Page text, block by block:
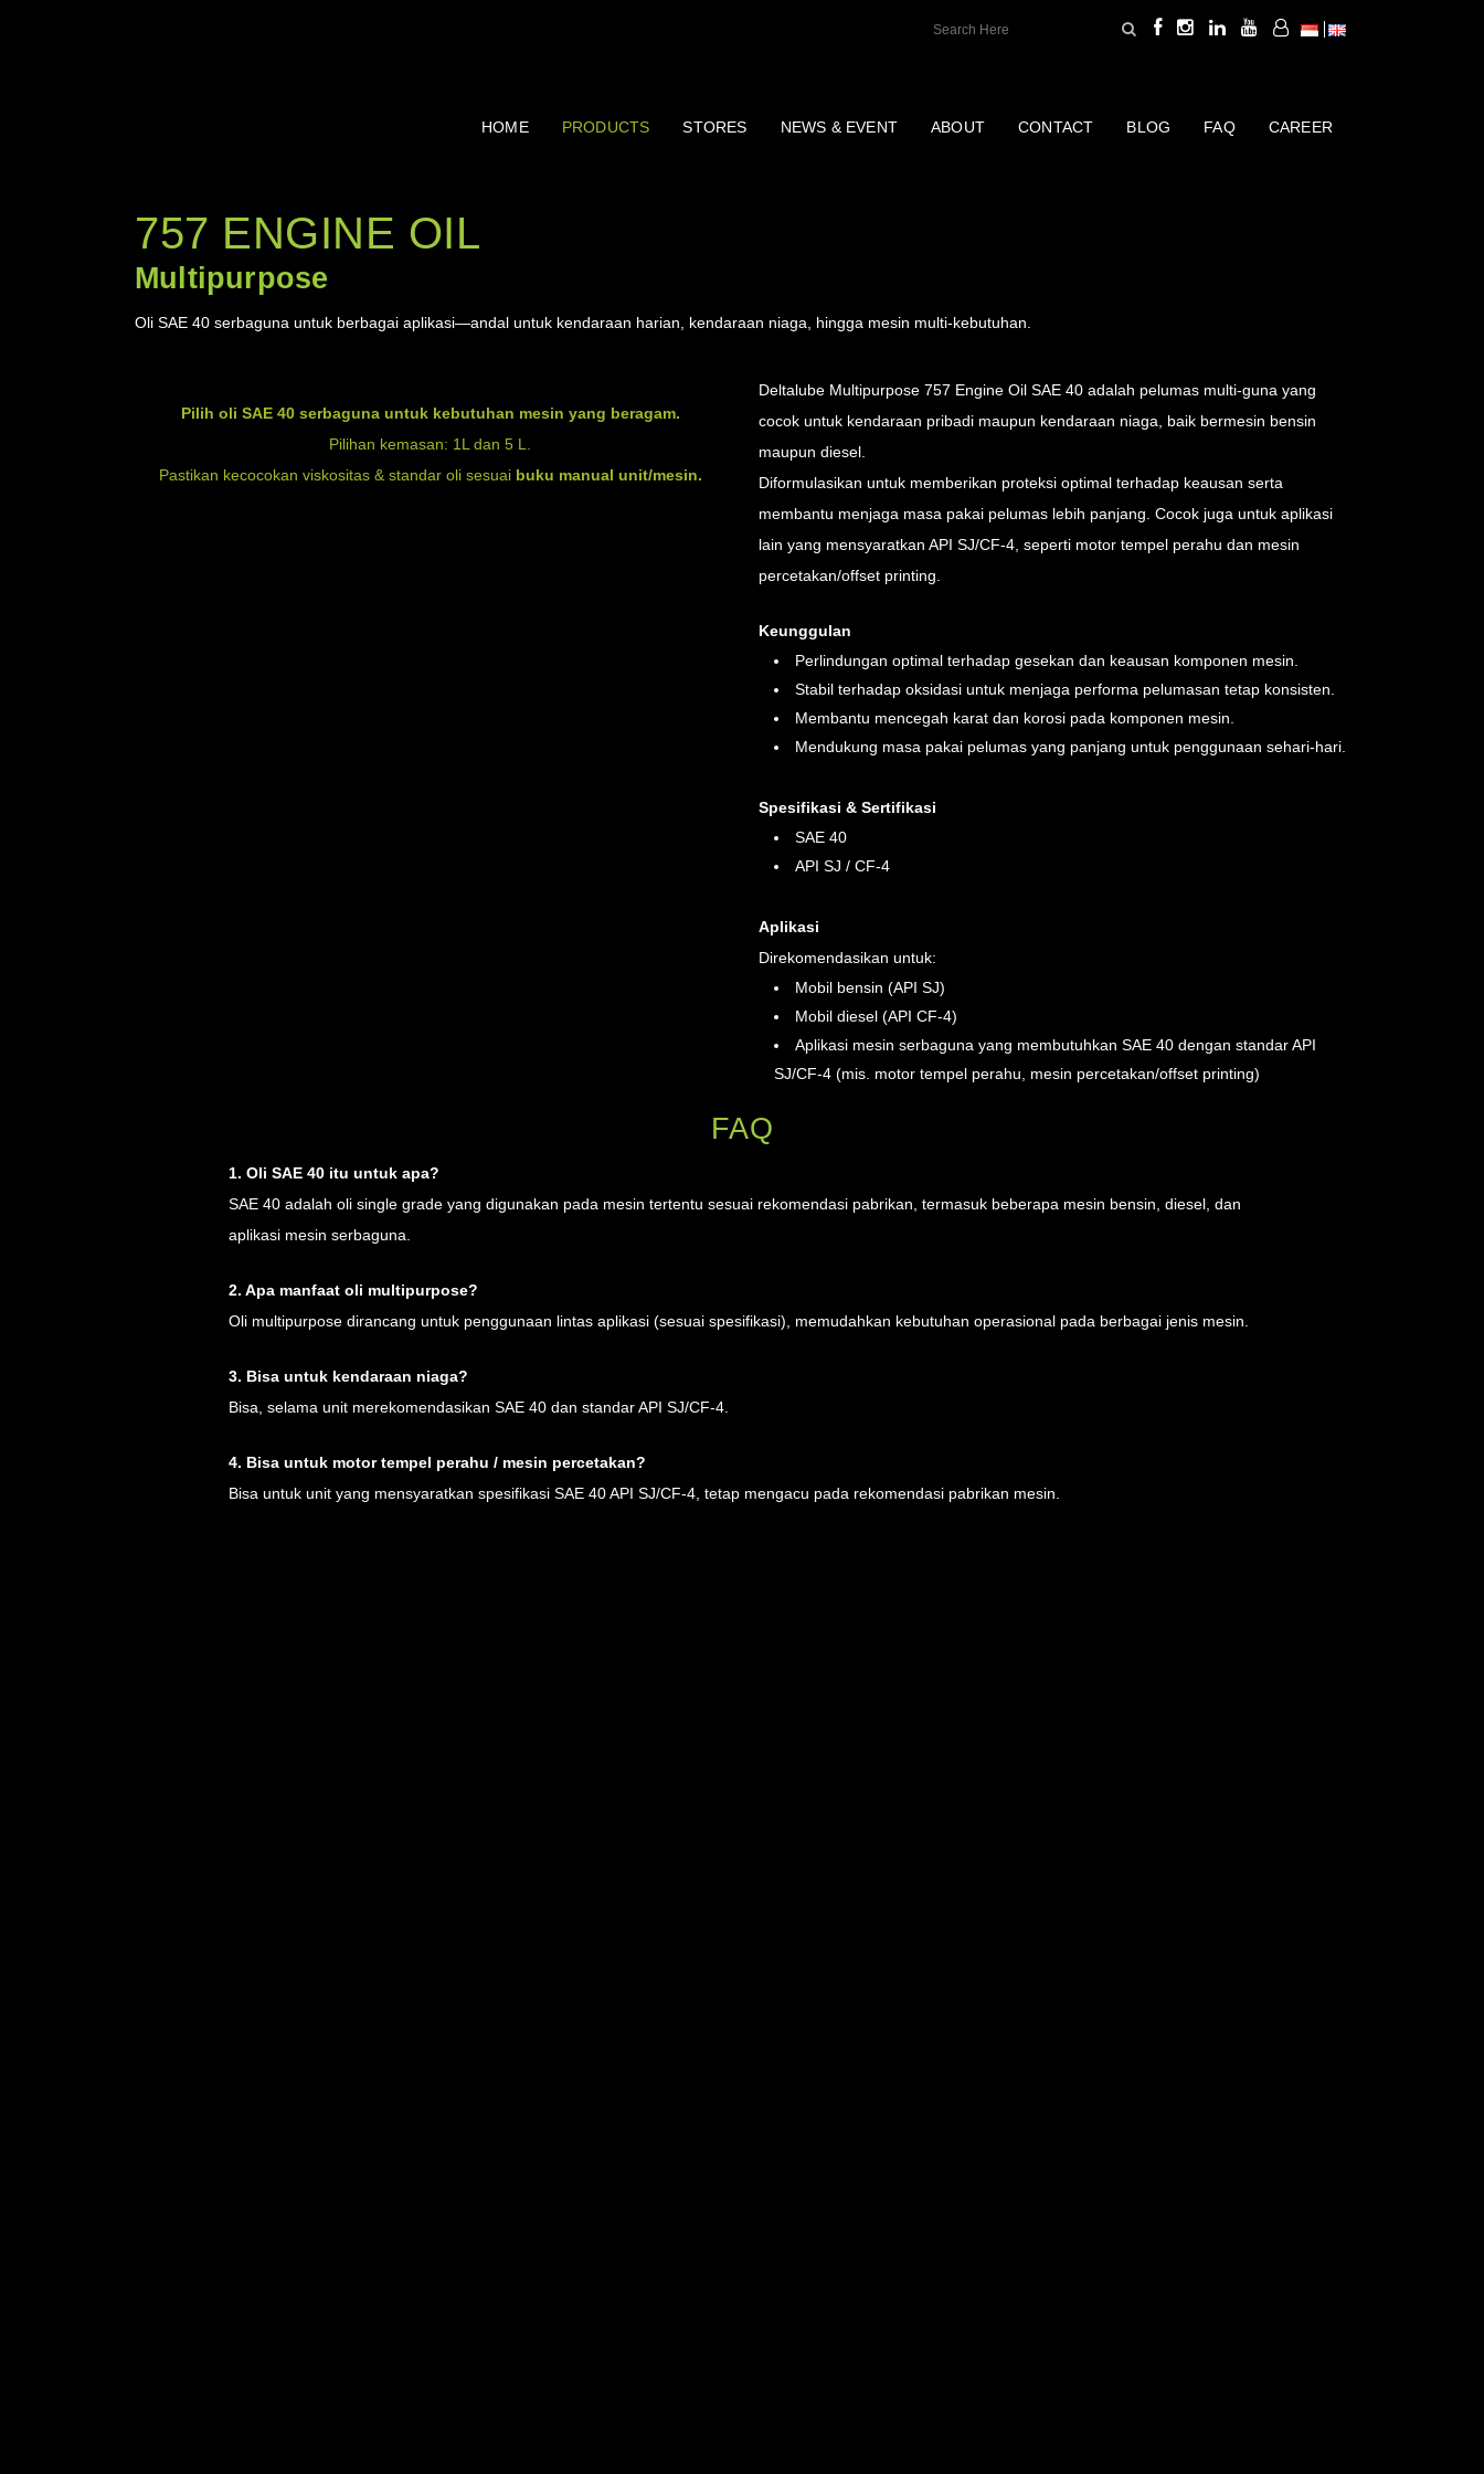
HOME PRODUCTS STORES NEWS & EVENT ABOUT CONTACT BLOG FAQ CAREER
757 ENGINE OIL
Multipurpose
Oli SAE 40 serbaguna untuk berbagai aplikasi—andal untuk kendaraan harian, kendaraan niaga, hingga mesin multi-kebutuhan.
Pilih oli SAE 40 serbaguna untuk kebutuhan mesin yang beragam.
Pilihan kemasan: 1L dan 5 L.
Pastikan kecocokan viskositas & standar oli sesuai buku manual unit/mesin.
Deltalube Multipurpose 757 Engine Oil SAE 40 adalah pelumas multi-guna yang
cocok untuk kendaraan pribadi maupun kendaraan niaga, baik bermesin bensin
maupun diesel.
Diformulasikan untuk memberikan proteksi optimal terhadap keausan serta
membantu menjaga masa pakai pelumas lebih panjang. Cocok juga untuk aplikasi
lain yang mensyaratkan API SJ/CF-4, seperti motor tempel perahu dan mesin
percetakan/offset printing.
Keunggulan
Perlindungan optimal terhadap gesekan dan keausan komponen mesin.
Stabil terhadap oksidasi untuk menjaga performa pelumasan tetap konsisten.
Membantu mencegah karat dan korosi pada komponen mesin.
Mendukung masa pakai pelumas yang panjang untuk penggunaan sehari-hari.
Spesifikasi & Sertifikasi
SAE 40
API SJ / CF-4
Aplikasi
Direkomendasikan untuk:
Mobil bensin (API SJ)
Mobil diesel (API CF-4)
Aplikasi mesin serbaguna yang membutuhkan SAE 40 dengan standar API
SJ/CF-4 (mis. motor tempel perahu, mesin percetakan/offset printing)
FAQ
1. Oli SAE 40 itu untuk apa?
SAE 40 adalah oli single grade yang digunakan pada mesin tertentu sesuai rekomendasi pabrikan, termasuk beberapa mesin bensin, diesel, dan
aplikasi mesin serbaguna.
2. Apa manfaat oli multipurpose?
Oli multipurpose dirancang untuk penggunaan lintas aplikasi (sesuai spesifikasi), memudahkan kebutuhan operasional pada berbagai jenis mesin.
3. Bisa untuk kendaraan niaga?
Bisa, selama unit merekomendasikan SAE 40 dan standar API SJ/CF-4.
4. Bisa untuk motor tempel perahu / mesin percetakan?
Bisa untuk unit yang mensyaratkan spesifikasi SAE 40 API SJ/CF-4, tetap mengacu pada rekomendasi pabrikan mesin.